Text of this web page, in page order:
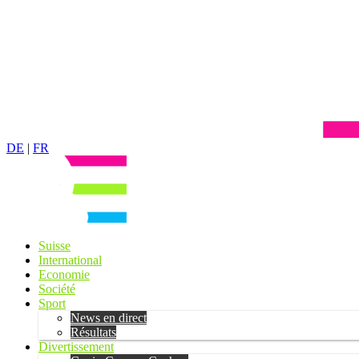
DE | FR
Suisse
International
Economie
Société
Sport
News en direct
Résultats
Divertissement